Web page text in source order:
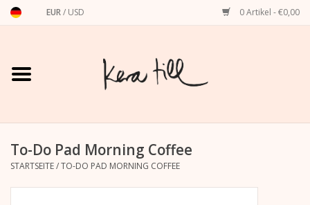
EUR/ USD 0 Artikel - €0,00
Startseite
Art Prints
To-Do Pad Morning Coffee
STARTSEITE/TO-DO PAD MORNING COFFEE